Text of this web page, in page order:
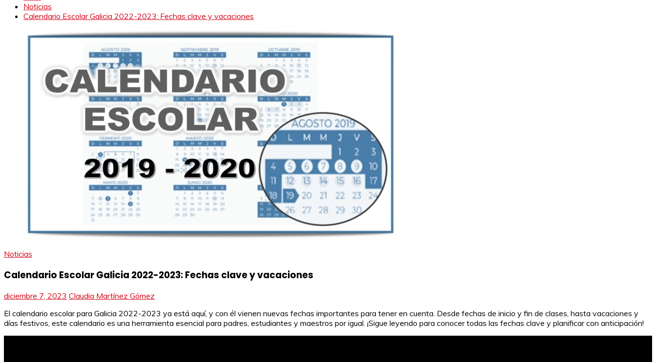
Noticias
Calendario Escolar Galicia 2022-2023: Fechas clave y vacaciones
Noticias
Calendario Escolar Galicia 2022-2023: Fechas clave y vacaciones
diciembre 7, 2023 Claudia Martínez Gómez
El calendario escolar para Galicia 2022-2023 ya está aquí, y con él vienen nuevas fechas importantes para tener en cuenta. Desde fechas de inicio y fin de clases, hasta vacaciones y
días festivos, este calendario es una herramienta esencial para padres, estudiantes y maestros por igual. ¡Sigue leyendo para conocer todas las fechas clave y planificar con anticipación!